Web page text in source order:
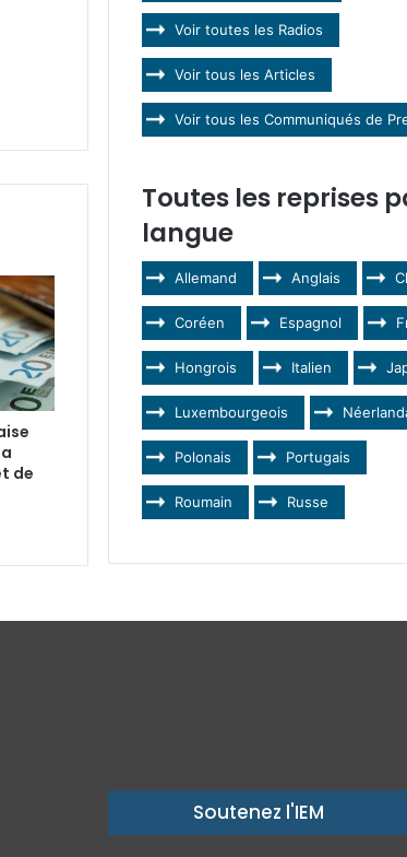
de
Voir toutes les Radios
Voir tous les Articles
Voir tous les Communiqués de
Toutes les reprises
langue
Allemand Anglais
Coréen Espagnol
Hongrois Italien
Luxembourgeois
Polonais Portugais
Roumain Russe
Soutenez l'IEM